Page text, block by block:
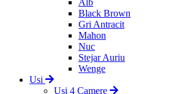
Alb
Black Brown
Gri Antracit
Mahon
Nuc
Stejar Auriu
Wenge
Usi
Usi 4 Camere